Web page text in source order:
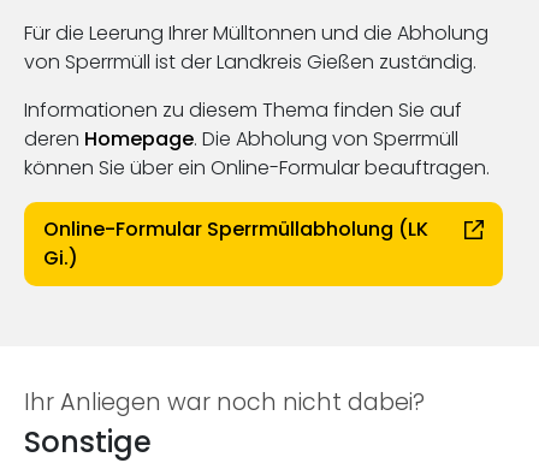
Für die Leerung Ihrer Mülltonnen und die Abholung
von Sperrmüll ist der Landkreis Gießen zuständig.
Informationen zu diesem Thema finden Sie auf
deren Homepage. Die Abholung von Sperrmüll
können Sie über ein Online-Formular beauftragen.
Online-Formular Sperrmüllabholung (LK
Gi.)
Ihr Anliegen war noch nicht dabei?
Sonstige